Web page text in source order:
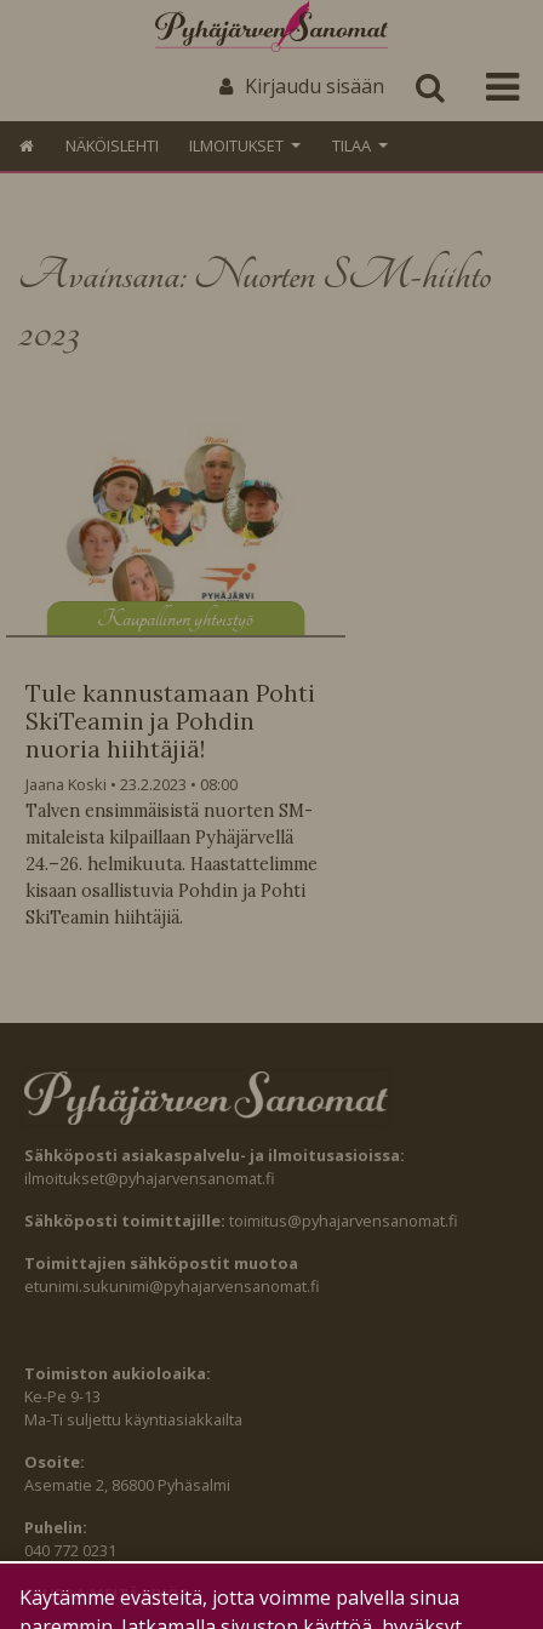
Kirjaudu sisään
NÄKÖISLEHTI ILMOITUKSET TILAA
Avainsana: Nuorten SM-hiihto
2023
Kaupallinen yhteistyö
Tule kannustamaan Pohti
SkiTeamin ja Pohdin
nuoria hiihtäjiä!
Jaana Koski 23.2.2023
08:00
Talven ensimmäisistä nuorten SM-
mitaleista kilpaillaan Pyhäjärvellä
24.–26. helmikuuta. Haastattelimme
kisaan osallistuvia Pohdin ja Pohti
SkiTeamin hiihtäjiä.
Sähköposti asiakaspalvelu- ja ilmoitusasioissa:
ilmoitukset@pyhajarvensanomat.fi
Sähköposti toimittajille: toimitus@pyhajarvensanomat.fi
Toimittajien sähköpostit muotoa
etunimi.sukunimi@pyhajarvensanomat.fi
Toimiston aukioloaika:
Ke-Pe 9-13
Ma-Ti suljettu käyntiasiakkailta
Osoite:
Asematie 2, 86800 Pyhäsalmi
Puhelin:
040 772 0231
SEURAA MEITÄ MYÖS:
Käytämme evästeitä, jotta voimme palvella sinua